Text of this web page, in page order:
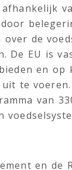
over de
De EU is
en op
te
van
en de